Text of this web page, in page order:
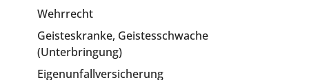
Wehrrecht
Geisteskranke, Geistesschwache
(Unterbringung)
Eigenunfallversicherung